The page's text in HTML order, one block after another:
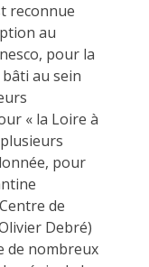
reconnue
au
pour la
au sein
« la Loire à
pour
de
Debré)
de nombreux